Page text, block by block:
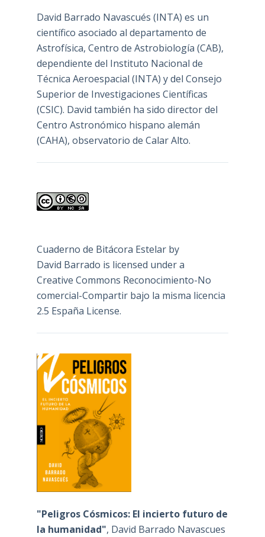
David Barrado Navascués (INTA) es un
científico asociado al departamento de
Astrofísica, Centro de Astrobiología (CAB),
dependiente del Instituto Nacional de
Técnica Aeroespacial (INTA) y del Consejo
Superior de Investigaciones Científicas
(CSIC). David también ha sido director del
Centro Astronómico hispano alemán
(CAHA), observatorio de Calar Alto.
Cuaderno de Bitácora Estelarby
David Barrado is licensed under a
Creative Commons Reconocimiento-No
comercial-Compartir bajo la misma licencia
2.5 España License.
"Peligros Cósmicos: El incierto futuro de
la humanidad", David Barrado Navascues